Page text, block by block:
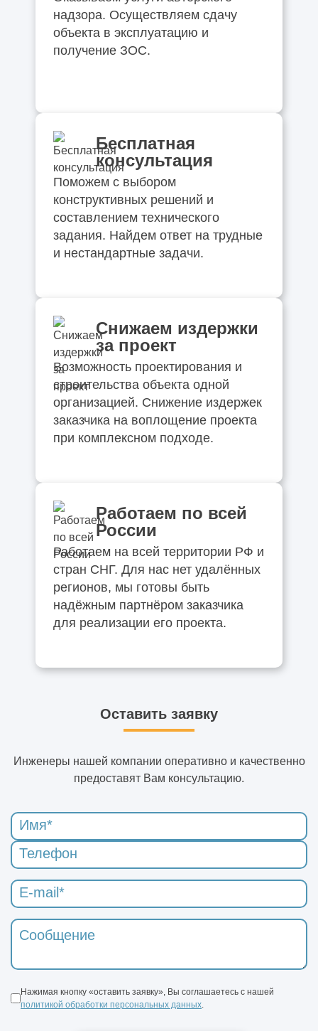
надзора. Осуществляем сдачу
объекта в эксплуатацию и
получение ЗОС.
Бесплатная
консультация
Поможем с выбором
конструктивных решений и
составлением технического
задания. Найдем ответ на трудные
и нестандартные задачи.
Снижаем издержки
за проект
Возможность проектирования и
строительства объекта одной
организацией. Снижение издержек
заказчика на воплощение проекта
при комплексном подходе.
Работаем по всей
России
Работаем на всей территории РФ и
стран СНГ. Для нас нет удалённых
регионов, мы готовы быть
надёжным партнёром заказчика
для реализации его проекта.
Оставить заявку
Инженеры нашей компании оперативно и качественно
предоставят Вам консультацию.
Нажимая кнопку «оставить заявку», Вы соглашаетесь с нашей
политикой обработки персональных данных